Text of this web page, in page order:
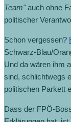
Team"auch ohne
politischer
Schon vergessen?
Schwarz-Blau/
Und da wären ihm
sind, schlichtwegs
politischen Parkett
Dass der FPÖ-